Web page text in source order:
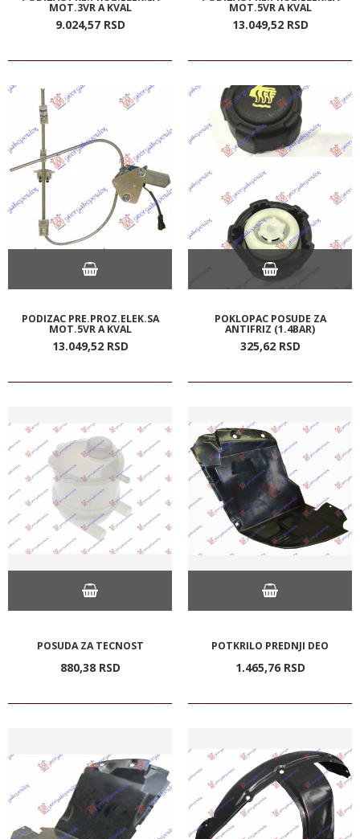
MOT.3VR A KVAL
9.024,57 RSD
MOT.5VR A KVAL
13.049,52 RSD
PODIZAC PRE.PROZ.ELEK.SA
MOT.5VR A KVAL
13.049,52 RSD
POKLOPAC POSUDE ZA
ANTIFRIZ (1.4BAR)
325,62 RSD
POSUDA ZA TECNOST
880,38 RSD
POTKRILO PREDNJI DEO
1.465,76 RSD